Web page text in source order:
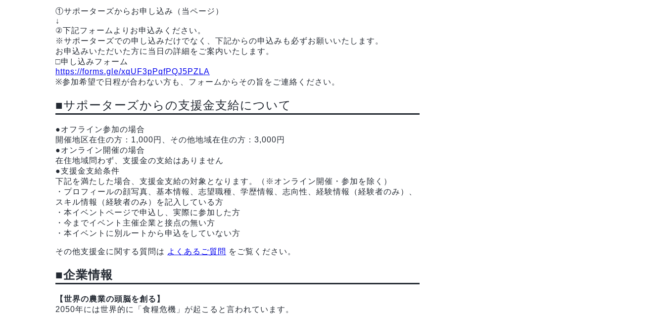
①サポーターズからお申し込み（当ページ）
↓
②下記フォームよりお申込みください。
※サポーターズでの申し込みだけでなく、下記からの申込みも必ずお願いいたします。
お申込みいただいた方に当日の詳細をご案内いたします。
□申し込みフォーム
https://forms.gle/xqUF3pPqfPQJ5PZLA
※参加希望で日程が合わない方も、フォームからその旨をご連絡ください。
■サポーターズからの支援金支給について
●オフライン参加の場合
開催地区在住の方：1,000円、その他地域在住の方：3,000円
●オンライン開催の場合
在住地域問わず、支援金の支給はありません
●支援金支給条件
下記を満たした場合、支援金支給の対象となります。（※オンライン開催・参加を除く）
・プロフィールの顔写真、基本情報、志望職種、学歴情報、志向性、経験情報（経験者のみ）、
スキル情報（経験者のみ）を記入している方
・本イベントページで申込し、実際に参加した方
・今までイベント主催企業と接点の無い方
・本イベントに別ルートから申込をしていない方
その他支援金に関する質問は よくあるご質問 をご覧ください。
■企業情報
【世界の農業の頭脳を創る】
2050年には世界的に「食糧危機」が起こると言われています。